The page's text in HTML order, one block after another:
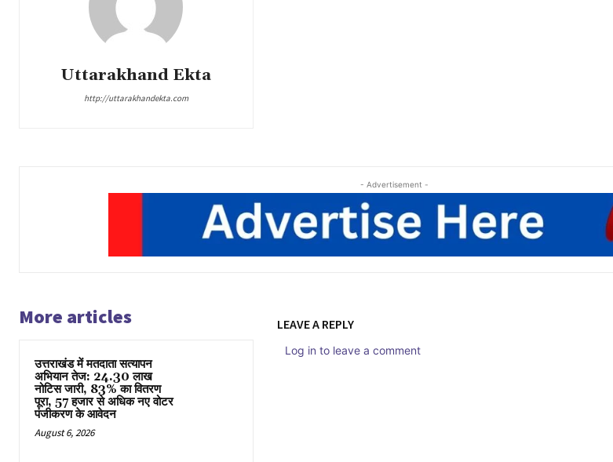
Uttarakhand Ekta
http://uttarakhandekta.com
- Advertisement -
More articles
उत्तराखंड में मतदाता सत्यापन
अभियान तेज: 24.30 लाख
नोटिस जारी, 83% का वितरण
पूरा, 57 हजार से अधिक नए वोटर
पंजीकरण के आवेदन
August 6, 2026
LEAVE A REPLY
Log in to leave a comment